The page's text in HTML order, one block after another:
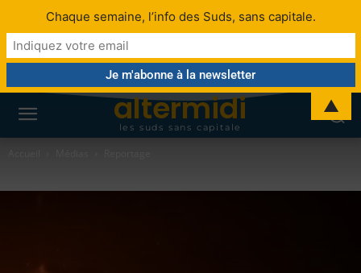
altermidi
les suds sans capitale
Chaque semaine, l’info des Suds, sans capitale.
▲